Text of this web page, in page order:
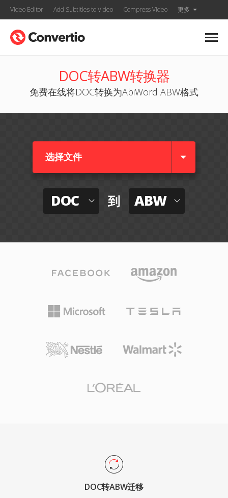
Video Editor Add Subtitles to Video Compress Video 更多
DOC转ABW转换器
免费在线将DOC转换为AbiWord ABW格式
选择文件
DOC 到 ABW
DOC转ABW迁移